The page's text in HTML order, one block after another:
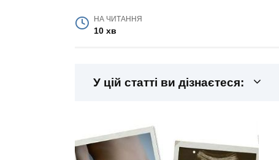
НА ЧИТАННЯ
10 хв
У цій статті ви дізнаєтеся: